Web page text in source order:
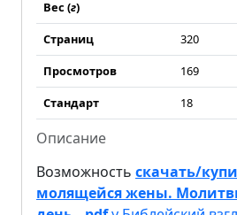
Вес (г)
Страниц
320
Просмотров
169
Стандарт
18
Описание
Возможность скачать/
молящейся жены.